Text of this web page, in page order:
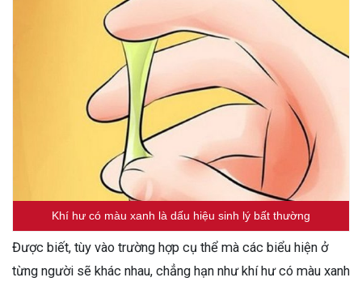
Khí hư có màu xanh là dấu hiệu sinh lý bất thường
Được biết, tùy vào trường hợp cụ thể mà các biểu hiện ở
từng người sẽ khác nhau, chẳng hạn như khí hư có màu xanh